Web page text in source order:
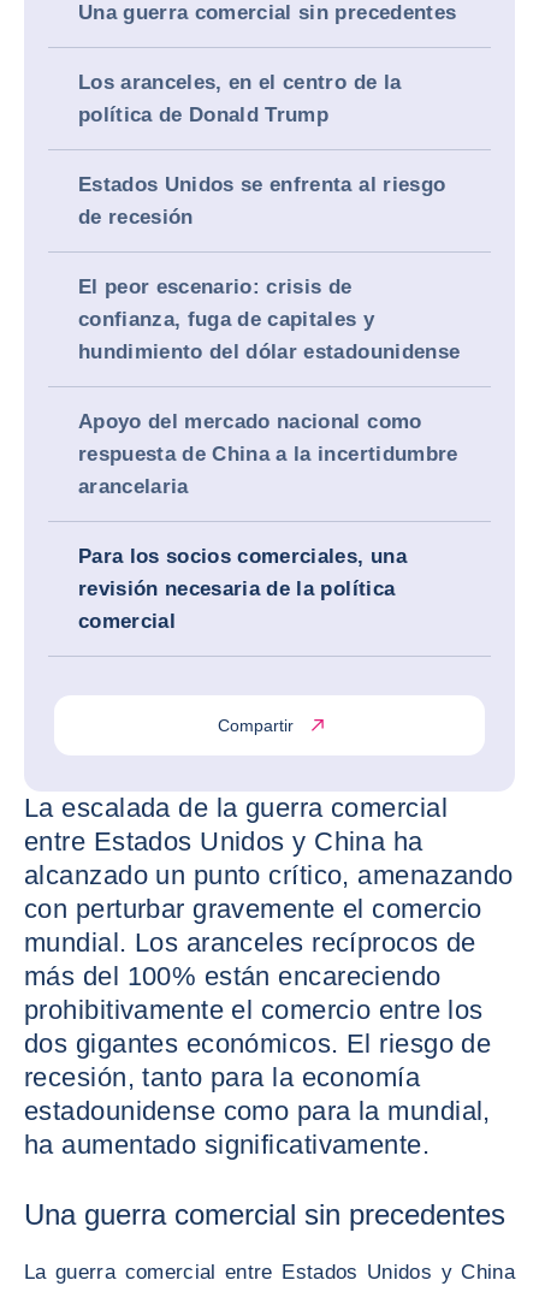
Una guerra comercial sin precedentes
Los aranceles, en el centro de la
política de Donald Trump
Estados Unidos se enfrenta al riesgo
de recesión
El peor escenario: crisis de
confianza, fuga de capitales y
hundimiento del dólar estadounidense
Apoyo del mercado nacional como
respuesta de China a la incertidumbre
arancelaria
Para los socios comerciales, una
revisión necesaria de la política
comercial
Compartir
La escalada de la guerra comercial
entre Estados Unidos y China ha
alcanzado un punto crítico, amenazando
con perturbar gravemente el comercio
mundial. Los aranceles recíprocos de
más del 100% están encareciendo
prohibitivamente el comercio entre los
dos gigantes económicos. El riesgo de
recesión, tanto para la economía
estadounidense como para la mundial,
ha aumentado significativamente.
Una guerra comercial sin precedentes
La guerra comercial entre Estados Unidos y China